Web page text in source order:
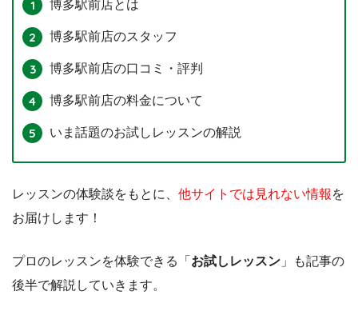
博多駅前店とは
博多駅前店のスタッフ
博多駅前店の口コミ・評判
博多駅前店の料金について
いま話題のお試しレッスンの解説
レッスンの体験談をもとに、 他サイトでは見れない情報 を
お届けします！
プロのレッスンを体験できる「 お試しレッスン 」も記事の
後半で解説していきます。